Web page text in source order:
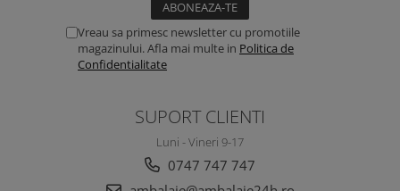
Vreau sa primesc newsletter cu promotiile
magazinului. Afla mai multe in Politica de
Confidentialitate
SUPORT CLIENTI
Luni - Vineri 9-17
0747 747 747